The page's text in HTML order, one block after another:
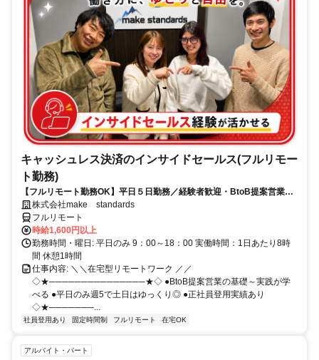
キャッシュレス決済のインサイドセールス(フルリモー
ト勤務)
【フルリモート勤務OK】平日５日勤務／経験者歓迎・BtoB提案営業で
スキルアップ
株式会社make standards
フルリモート
時給1,600円以上
勤務時間・曜日: 平日のみ 9：00～18：00 実働時間：1日あたり8時
間 休憩1時間
仕事内容: ＼＼在宅型リモートワーク ／／
◇★───────────────★◇ ●BtoB提案営業の基礎～実践が学
べる ●平日のみ週5で土日はゆっくり◎ ●正社員登用実績あり
◇★───────...
社員登用あり 固定時間制 フルリモート 在宅OK
アルバイト・パート